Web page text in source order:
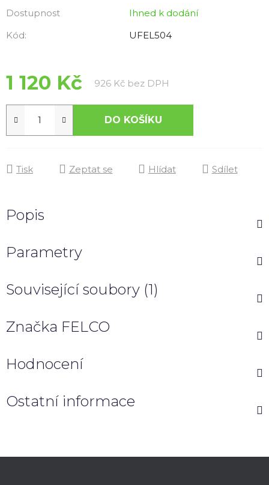
0,0
z
Dostupnost
Ihned k dodání
Kód:
UFEL504
1 120 Kč 926 Kč bez DPH
DO KOŠÍKU
Tisk Zeptat se Hlídat Sdílet
Popis
Parametry
Související soubory (1)
Značka FELCO
Hodnocení
Ostatní informace